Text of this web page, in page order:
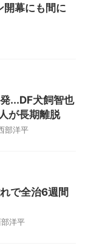
開幕にも間に
...DF犬飼智也
が長期離脱
部洋平
で全治6週間
洋平